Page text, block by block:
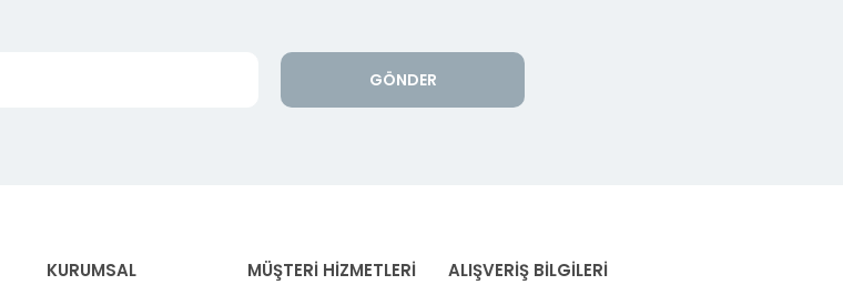
GÖNDER
KURUMSAL MÜŞTERİ HİZMETLERİ ALIŞVERİŞ BİLGİLERİ